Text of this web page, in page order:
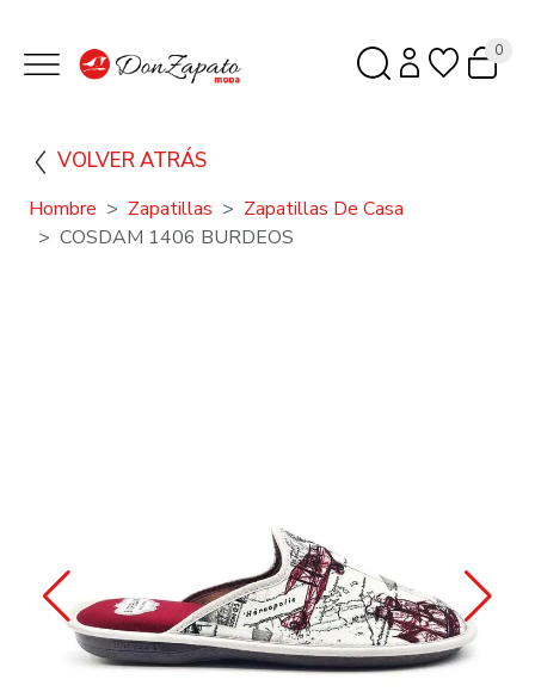
0
VOLVER ATRÁS
Hombre Zapatillas
Zapatillas De Casa
COSDAM 1406 BURDEOS